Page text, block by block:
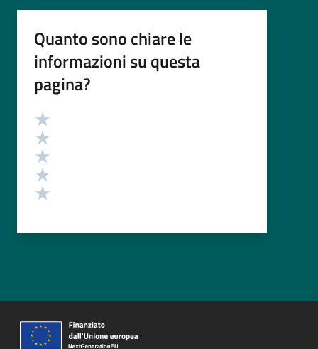
Quanto sono chiare le
informazioni su questa
pagina?
Valutazione